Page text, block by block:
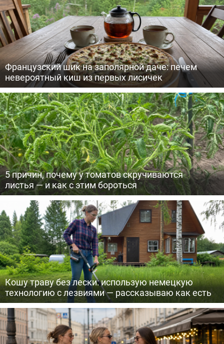
Французский шик на заполярной даче: печем
невероятный киш из первых лисичек
5 причин, почему у томатов скручиваются
листья — и как с этим бороться
Кошу траву без лески: использую немецкую
технологию с лезвиями — рассказываю как есть